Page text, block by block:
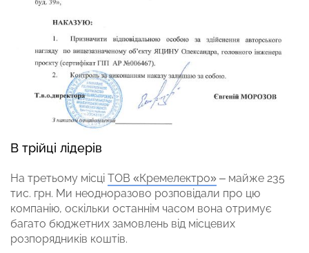
В трійці лідерів
На третьому місці ТОВ «Кремелектро» – майже 235
тис. грн. Ми неодноразово розповідали про цю
компанію, оскільки останнім часом вона отримує
багато бюджетних замовлень від місцевих
розпорядників коштів.